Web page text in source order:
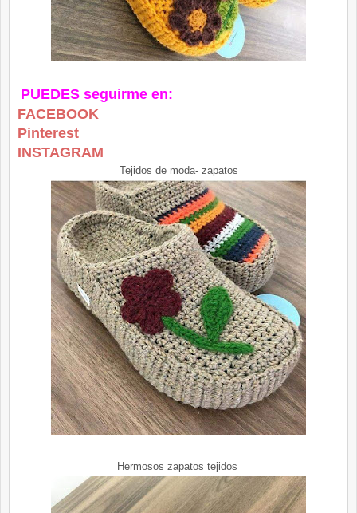
PUEDES seguirme en:
FACEBOOK
Pinterest
INSTAGRAM
Tejidos de moda- zapatos
Hermosos zapatos tejidos